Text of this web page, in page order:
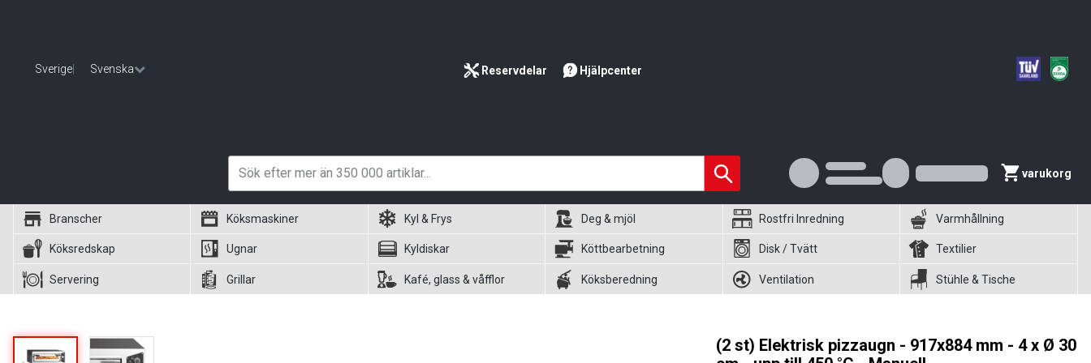
Sverige Svenska Reservdelar Hjälpcenter
varukorg
Branscher Köksmaskiner Kyl & Frys Deg & mjöl Rostfri Inredning Varmhållning
Köksredskap Ugnar Kyldiskar Köttbearbetning Disk / Tvätt Textilier
Servering Grillar Kafé, glass & våfflor Köksberedning Ventilation Stühle & Tische
(2 st) Elektrisk pizzaugn - 917x884 mm - 4 x Ø 30